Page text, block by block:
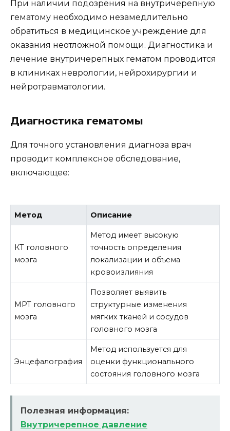
При наличии подозрения на внутричерепную
гематому необходимо незамедлительно
обратиться в медицинское учреждение для
оказания неотложной помощи. Диагностика и
лечение внутричерепных гематом проводится
в клиниках неврологии, нейрохирургии и
нейротравматологии.
Диагностика гематомы
Для точного установления диагноза врач
проводит комплексное обследование,
включающее:
Метод Описание
КТ головного
мозга
Метод имеет высокую
точность определения
локализации и объема
кровоизлияния
МРТ головного
мозга
Позволяет выявить
структурные изменения
мягких тканей и сосудов
головного мозга
Энцефалография
Метод используется для
оценки функционального
состояния головного мозга
Полезная информация:
Внутричерепное давление